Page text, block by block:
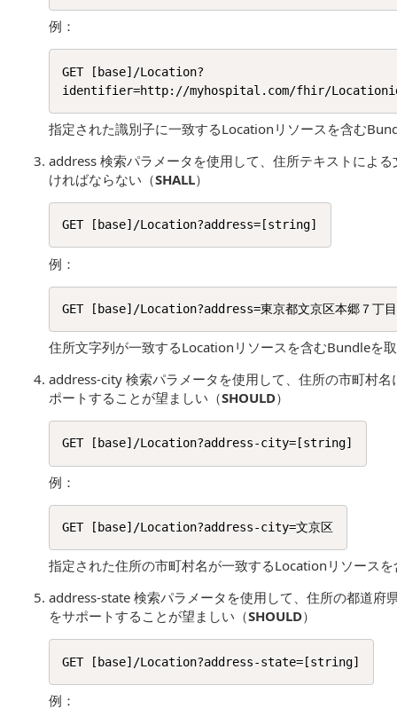
例：
GET [base]/Location?
指定された識別子に一致するLocationリソースを含む
address 検索パラメータを使用して、住所テキストによ
ければならない（SHALL）
例：
住所文字列が一致するLocationリソースを含むBundleを
address-city 検索パラメータを使用して、住所の市町村
ポートすることが望ましい（SHOULD）
例：
指定された住所の市町村名が一致するLocationリソース
address-state 検索パラメータを使用して、住所の都道府
をサポートすることが望ましい（SHOULD）
例：